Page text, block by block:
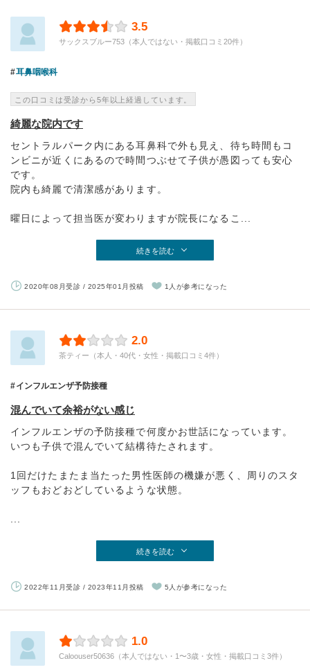
3.5
サックスブルー753（本人ではない・掲載口コミ20件）
耳鼻咽喉科
この口コミは受診から5年以上経過しています。
綺麗な院内です
セントラルパーク内にある耳鼻科で外も見え、待ち時間もコ
ンビニが近くにあるので時間つぶせて子供が愚図っても安心
です。
院内も綺麗で清潔感があります。
曜日によって担当医が変わりますが院長になるこ...
続きを読む
2020年08月受診 / 2025年01月投稿 1人が参考になった
2.0
茶ティー（本人・40代・女性・掲載口コミ4件）
インフルエンザ予防接種
混んでいて余裕がない感じ
インフルエンザの予防接種で何度かお世話になっています。
いつも子供で混んでいて結構待たされます。
1回だけたまたま当たった男性医師の機嫌が悪く、周りのスタ
ッフもおどおどしているような状態。
続きを読む
2022年11月受診 / 2023年11月投稿 5人が参考になった
1.0
Caloouser50636（本人ではない・1〜3歳・女性・掲載口コミ3件）